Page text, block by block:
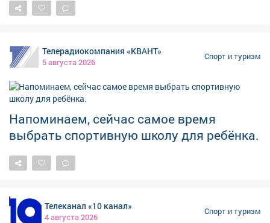
спортивные традиции и продолжает активно
спортивные школы и секции, проводятся
соревнования, а кузбасские спортсмены достойно
представляют область на всероссийской и
международной аренах. В карточках расскажем об
истории бокса, его особенностях и известных
спортсменах, чьи достижения стали важной частью
спортивной истории Кузбасса.
Телерадиокомпания «КВАНТ»
5 августа 2026
Спорт и туризм
Напоминаем, сейчас самое время
выбрать спортивную школу для ребёнка.
Телеканал «10 канал»
4 августа 2026
Спорт и туризм